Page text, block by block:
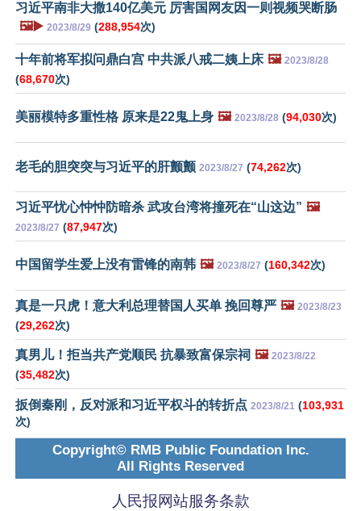
习近平南非大撒140亿美元 厉害国网友因一则视频哭断肠
🖼️▶️ 2023/8/29 (288,954次)
十年前将军拟问鼎白宫 中共派八戒二姨上床 🖼️ 2023/8/28
(68,670次)
美丽模特多重性格 原来是22鬼上身 🖼️ 2023/8/28 (94,030次)
老毛的胆突突与习近平的肝颤颤 2023/8/27 (74,262次)
习近平忧心忡忡防暗杀 武攻台湾将撞死在“山这边” 🖼️
2023/8/27 (87,947次)
中国留学生爱上没有雷锋的南韩 🖼️ 2023/8/27 (160,342次)
真是一只虎！意大利总理替国人买单 挽回尊严 🖼️ 2023/8/23
(29,262次)
真男儿！拒当共产党顺民 抗暴致富保宗祠 🖼️ 2023/8/22
(35,482次)
扳倒秦刚，反对派和习近平权斗的转折点 2023/8/21 (103,931
次)
Copyright© RMB Public Foundation Inc.
All Rights Reserved
人民报网站服务条款